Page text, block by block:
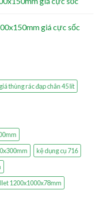
giá cực sốc
giá thùng rác đạp chân 45 lít
kệ dụng cụ 716
1200x1000x78mm